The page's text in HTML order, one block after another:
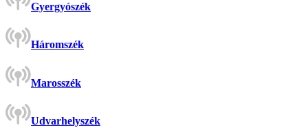
Gyergyószék
Háromszék
Marosszék
Udvarhelyszék